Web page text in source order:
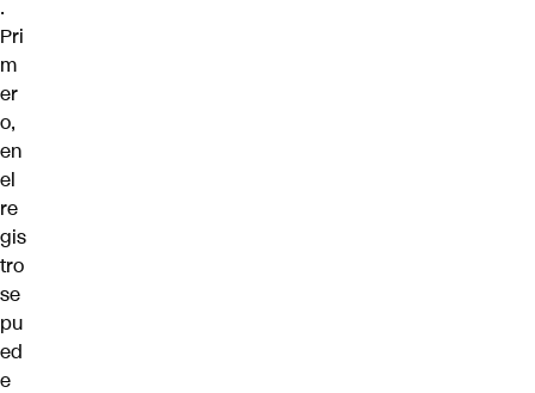
.
Pri
m
er
o,
en
el
re
gis
tro
se
pu
ed
e